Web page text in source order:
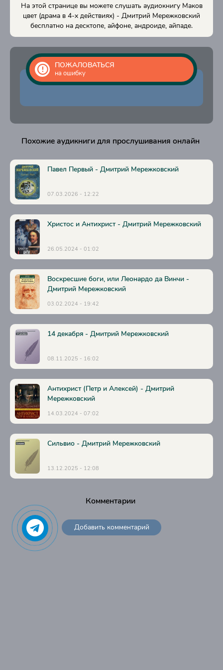
17
18
19
20
21
25
26
27
28
30
31
32
33
34
35
36
37
38
40
41
42
43
44
45
47
48
49
На этой странице вы можете слушать аудиокнигу Маков
цвет (драма в 4-х действиях) - Дмитрий Мережковский
бесплатно на десктопе, айфоне, андроиде, айпаде.
ПОЖАЛОВАТЬСЯ
на ошибку
Похожие аудикниги для прослушивания онлайн
Павел Первый - Дмитрий Мережковский
07.03.2026 - 12:22
Христос и Антихрист - Дмитрий Мережковский
26.05.2024 - 01:02
Воскресшие боги, или Леонардо да Винчи -
Дмитрий Мережковский
03.02.2024 - 19:42
14 декабря - Дмитрий Мережковский
08.11.2025 - 16:02
Антихрист (Петр и Алексей) - Дмитрий
Мережковский
14.03.2024 - 07:02
Сильвио - Дмитрий Мережковский
13.12.2025 - 12:08
Комментарии
Добавить комментарий